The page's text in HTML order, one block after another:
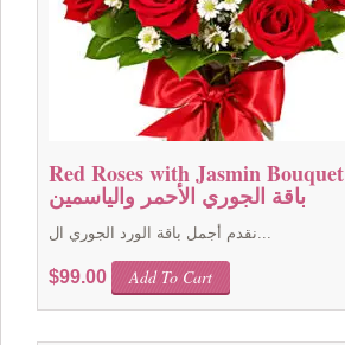
Red Roses with Jasmin Bouquet
باقة الجوري الأحمر والياسمين
نقدم أجمل باقة الورد الجوري ال...
$99.00 Add To Cart